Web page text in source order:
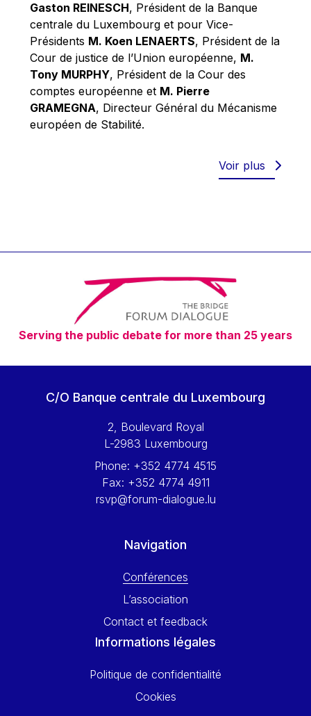
Patrizia Nanz
Philippe Maystadt
Pierre Gramegna
Richard Pelly
Robert Goebbels
Robert REYNDERS
Timothy Radcliffe
Vaclav Klaus
Vassilios Skouris
Vítor Manuel da Silva Caldeira
Viviane Reding
Walter Hagg
Wolfgang Ketterle
Yossi Beillin
Yves FRANCHET
Gaston REINESCH, Président de la Banque
centrale du Luxembourg et pour Vice-
Présidents M. Koen LENAERTS, Président de la
Cour de justice de l’Union européenne, M.
Tony MURPHY, Président de la Cour des
comptes européenne et M. Pierre
GRAMEGNA, Directeur Général du Mécanisme
européen de Stabilité.
Voir plus
Serving the public debate for more than 25 years
C/O Banque centrale du Luxembourg
2, Boulevard Royal
L-2983 Luxembourg
Phone: +352 4774 4515
Fax: +352 4774 4911
rsvp@forum-dialogue.lu
Navigation
Conférences
L’association
Contact et feedback
Informations légales
Politique de confidentialité
Cookies